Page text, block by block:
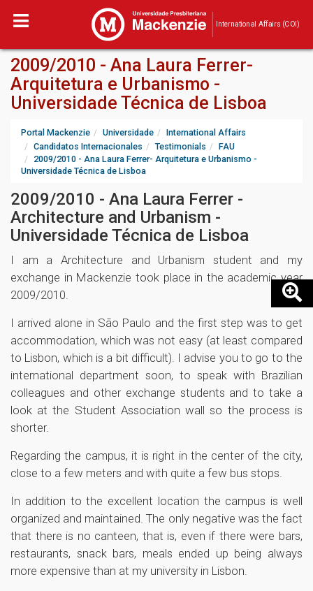
International Affairs (COI)
2009/2010 - Ana Laura Ferrer-
Arquitetura e Urbanismo -
Universidade Técnica de Lisboa
Portal Mackenzie Universidade
International Affairs
Candidatos Internacionales
Testimonials
FAU
2009/2010 - Ana Laura Ferrer- Arquitetura e Urbanismo -
Universidade Técnica de Lisboa
2009/2010 - Ana Laura Ferrer -
Architecture and Urbanism -
Universidade Técnica de Lisboa
I am a Architecture and Urbanism student and my
exchange in Mackenzie took place in the academic year
2009/2010.
I arrived alone in São Paulo and the first step was to get
accommodation, which was not easy (at least compared
to Lisbon, which is a bit difficult). I advise you to go to the
international department soon, to speak with Brazilian
colleagues and other exchange students and to take a
look at the Student Association wall so the process is
shorter.
Regarding the campus, it is right in the center of the city,
close to a few meters and with quite a few bus stops.
In addition to the excellent location the campus is well
organized and maintained. The only negative was the fact
that there is no canteen, that is, even if there were bars,
restaurants, snack bars, meals ended up being always
more expensive than at my university in Lisbon.